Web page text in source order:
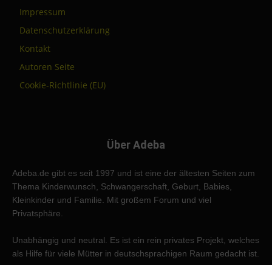
Impressum
Datenschutzerklärung
Kontakt
Autoren Seite
Cookie-Richtlinie (EU)
Über Adeba
Adeba.de gibt es seit 1997 und ist eine der ältesten Seiten zum
Thema Kinderwunsch, Schwangerschaft, Geburt, Babies,
Kleinkinder und Familie. Mit großem Forum und viel
Privatsphäre.
Unabhängig und neutral. Es ist ein rein privates Projekt, welches
als Hilfe für viele Mütter in deutschsprachigen Raum gedacht ist.